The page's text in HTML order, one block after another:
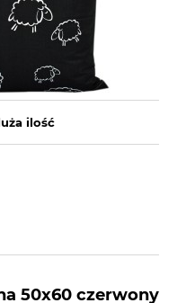
ilość
50x60 czerwony